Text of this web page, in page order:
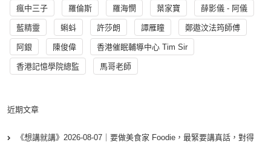
瘋中三子 羅倫斯 羅海憫 葉家寶 薛影儀 - 阿儀
藍精靈 蝌蚪 許莎朗 譚雁瞳 鄭遨汶法筠師傅
阿銀 陳俊偉 香港催眠輔導中心 Tim Sir
香港記憶學院總監 馬哥老師
近期文章
《想講就講》2026-08-07｜要做美食家 Foodie，最緊要講真話，對得